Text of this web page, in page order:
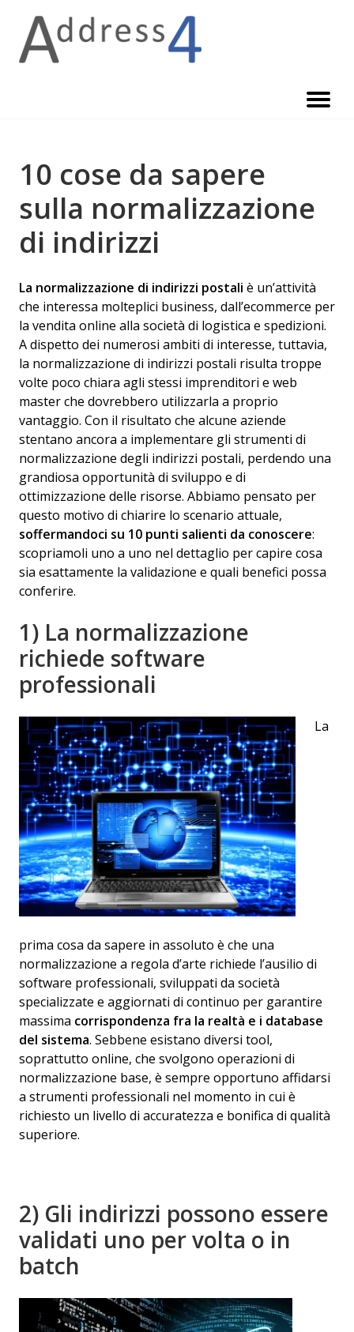
content
10 cose da sapere
sulla normalizzazione
di indirizzi
La normalizzazione di indirizzi postali è un’attività
che interessa molteplici business, dall’ecommerce per
la vendita online alla società di logistica e spedizioni.
A dispetto dei numerosi ambiti di interesse, tuttavia,
la normalizzazione di indirizzi postali risulta troppe
volte poco chiara agli stessi imprenditori e web
master che dovrebbero utilizzarla a proprio
vantaggio. Con il risultato che alcune aziende
stentano ancora a implementare gli strumenti di
normalizzazione degli indirizzi postali, perdendo una
grandiosa opportunità di sviluppo e di
ottimizzazione delle risorse. Abbiamo pensato per
questo motivo di chiarire lo scenario attuale,
soffermandoci su 10 punti salienti da conoscere:
scopriamoli uno a uno nel dettaglio per capire cosa
sia esattamente la validazione e quali benefici possa
conferire.
1) La normalizzazione
richiede software
professionali
La
prima cosa da sapere in assoluto è che una
normalizzazione a regola d’arte richiede l’ausilio di
software professionali, sviluppati da società
specializzate e aggiornati di continuo per garantire
massima corrispondenza fra la realtà e i database
del sistema. Sebbene esistano diversi tool,
soprattutto online, che svolgono operazioni di
normalizzazione base, è sempre opportuno affidarsi
a strumenti professionali nel momento in cui è
richiesto un livello di accuratezza e bonifica di qualità
superiore.
2) Gli indirizzi possono essere
validati uno per volta o in
batch